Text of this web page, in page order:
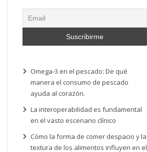
Omega-3 en el pescado: De qué
manera el consumo de pescado
ayuda al corazón.
La interoperabilidad es fundamental
en el vasto escenario clínico
Cómo la forma de comer despacio y la
textura de los alimentos influyen en el